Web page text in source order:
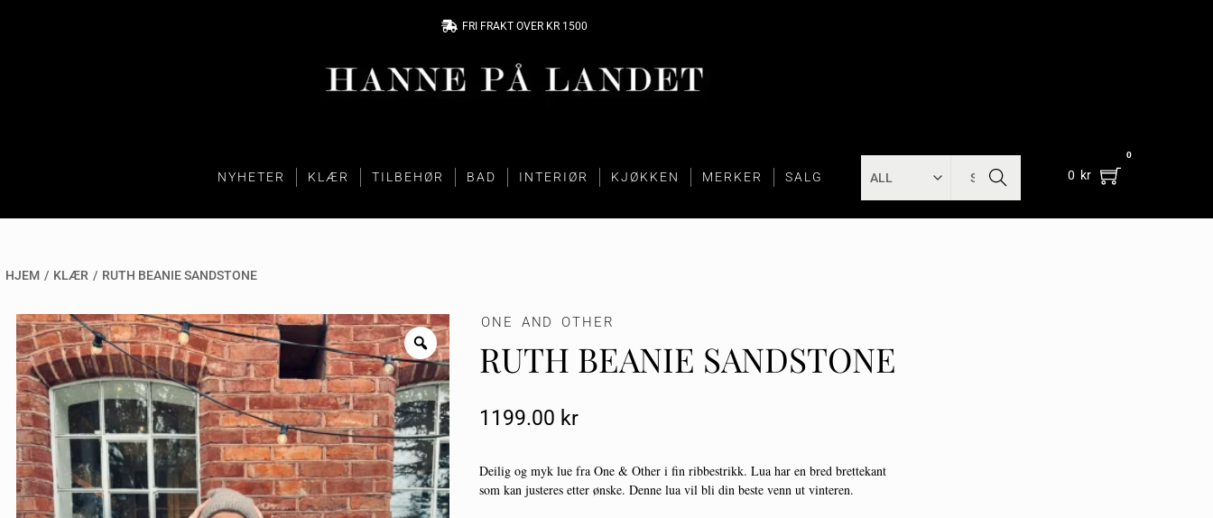
FRI FRAKT OVER KR 1500
NYHETER KLÆR TILBEHØR BAD INTERIØR KJØKKEN MERKER SALG
SEARC
H
0 kr
0
HJEM / KLÆR / RUTH BEANIE SANDSTONE
ONE AND OTHER
RUTH BEANIE SANDSTONE
1199.00 Kr
Deilig og myk lue fra One & Other i fin ribbestrikk. Lua har en bred brettekant
som kan justeres etter ønske. Denne lua vil bli din beste venn ut vinteren.